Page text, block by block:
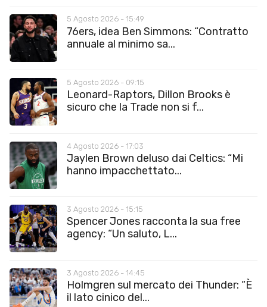
5 Agosto 2026 - 15:49
76ers, idea Ben Simmons: “Contratto
annuale al minimo sa...
5 Agosto 2026 - 09:15
Leonard-Raptors, Dillon Brooks è
sicuro che la Trade non si f...
4 Agosto 2026 - 17:03
Jaylen Brown deluso dai Celtics: “Mi
hanno impacchettato...
3 Agosto 2026 - 15:15
Spencer Jones racconta la sua free
agency: “Un saluto, L...
3 Agosto 2026 - 14:45
Holmgren sul mercato dei Thunder: “È
il lato cinico del...